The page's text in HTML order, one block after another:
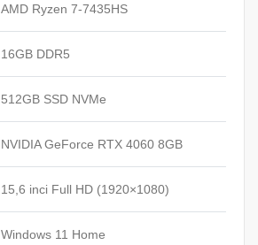
AMD Ryzen 7-7435HS
16GB DDR5
512GB SSD NVMe
NVIDIA GeForce RTX 4060 8GB
15,6 inci Full HD (1920×1080)
Windows 11 Home